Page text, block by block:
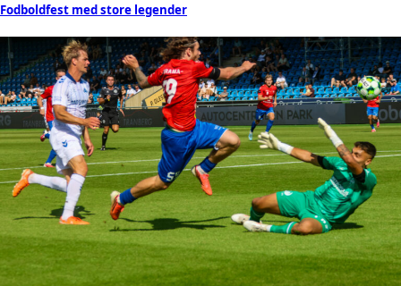
Fodboldfest med store legender